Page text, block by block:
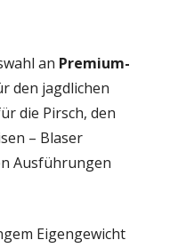
an Premium-
den jagdlichen
die Pirsch, den
– Blaser
Ausführungen
Eigengewicht